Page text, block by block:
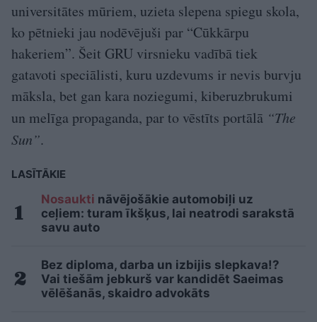
universitātes mūriem, uzieta slepena spiegu skola,
ko pētnieki jau nodēvējuši par “Cūkkārpu
hakeriem”. Šeit GRU virsnieku vadībā tiek
gatavoti speciālisti, kuru uzdevums ir nevis burvju
māksla, bet gan kara noziegumi, kiberuzbrukumi
un melīga propaganda, par to vēstīts portālā “The
Sun”.
LASĪTĀKIE
Nosaukti nāvējošākie automobiļi uz
ceļiem: turam īkšķus, lai neatrodi sarakstā
savu auto
Bez diploma, darba un izbijis slepkava!?
Vai tiešām jebkurš var kandidēt Saeimas
vēlēšanās, skaidro advokāts